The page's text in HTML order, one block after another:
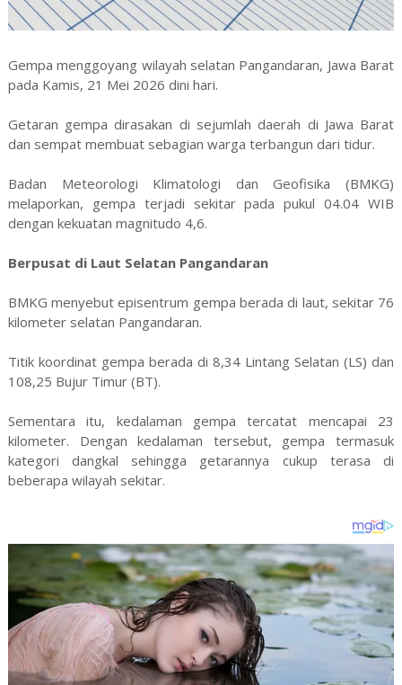
Gempa menggoyang wilayah selatan Pangandaran, Jawa Barat
pada Kamis, 21 Mei 2026 dini hari.
Getaran gempa dirasakan di sejumlah daerah di Jawa Barat
dan sempat membuat sebagian warga terbangun dari tidur.
Badan Meteorologi Klimatologi dan Geofisika (BMKG)
melaporkan, gempa terjadi sekitar pada pukul 04.04 WIB
dengan kekuatan magnitudo 4,6.
Berpusat di Laut Selatan Pangandaran
BMKG menyebut episentrum gempa berada di laut, sekitar 76
kilometer selatan Pangandaran.
Titik koordinat gempa berada di 8,34 Lintang Selatan (LS) dan
108,25 Bujur Timur (BT).
Sementara itu, kedalaman gempa tercatat mencapai 23
kilometer. Dengan kedalaman tersebut, gempa termasuk
kategori dangkal sehingga getarannya cukup terasa di
beberapa wilayah sekitar.